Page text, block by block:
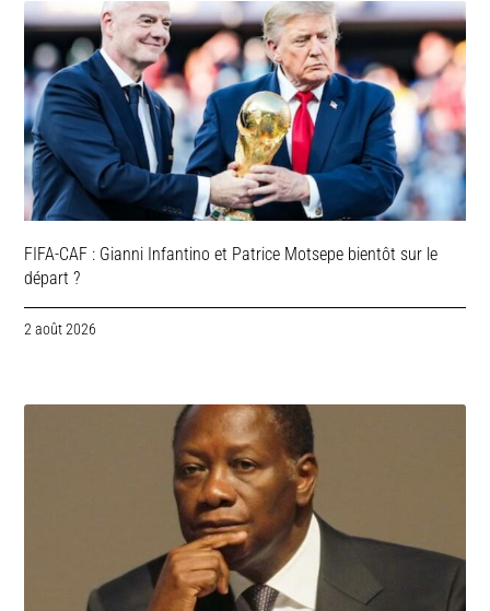
FIFA-CAF : Gianni Infantino et Patrice Motsepe bientôt sur le
départ ?
2 août 2026